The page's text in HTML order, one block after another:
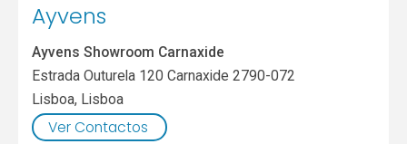
Ayvens
Ayvens Showroom Carnaxide
Estrada Outurela 120 Carnaxide 2790-072
Lisboa, Lisboa
Ver Contactos